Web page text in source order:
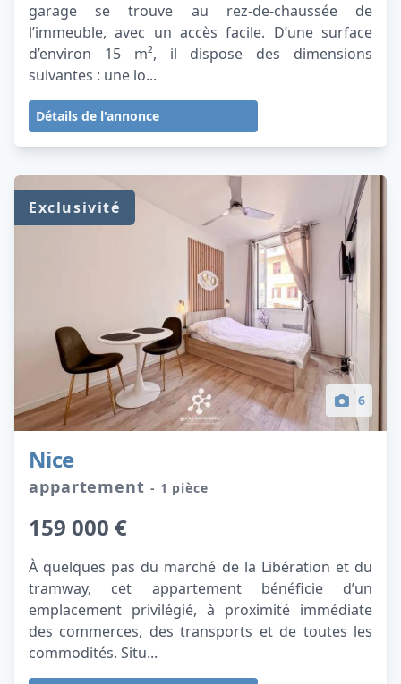
garage se trouve au rez-de-chaussée de
l’immeuble, avec un accès facile. D’une surface
d’environ 15 m², il dispose des dimensions
suivantes : une lo...
Détails de l'annonce
6
Exclusivité
Nice
appartement - 1 pièce
159 000 €
À quelques pas du marché de la Libération et du
tramway, cet appartement bénéficie d’un
emplacement privilégié, à proximité immédiate
des commerces, des transports et de toutes les
commodités. Situ...